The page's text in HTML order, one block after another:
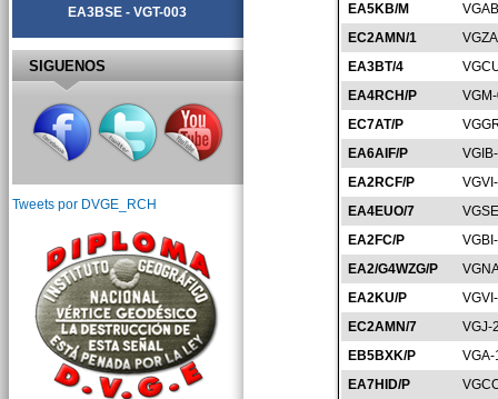
EA5KB/M
EC2AMN/1
EA3BT/4
EA4RCH/P
EC7AT/P
EA6AIF/P
EA2RCF/P
EA4EUO/7
EA2FC/P
EA2/G4WZG/P
EA2KU/P
EC2AMN/7
VGJ-
EB5BXK/P
EA7HID/P
EA3BSE - VGT-003
SIGUENOS
Tweets por DVGE_RCH